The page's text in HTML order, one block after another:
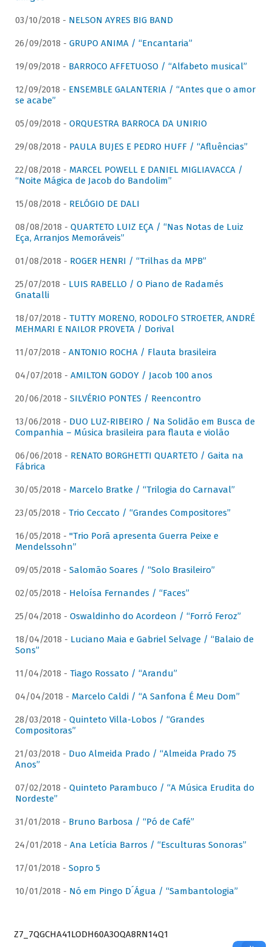
03/10/2018 - NELSON AYRES BIG BAND
26/09/2018 - GRUPO ANIMA / “Encantaria”
19/09/2018 - BARROCO AFFETUOSO / “Alfabeto musical”
12/09/2018 - ENSEMBLE GALANTERIA / “Antes que o amor
se acabe”
05/09/2018 - ORQUESTRA BARROCA DA UNIRIO
29/08/2018 - PAULA BUJES E PEDRO HUFF / “Afluências”
22/08/2018 - MARCEL POWELL E DANIEL MIGLIAVACCA /
“Noite Mágica de Jacob do Bandolim”
15/08/2018 - RELÓGIO DE DALI
08/08/2018 - QUARTETO LUIZ EÇA / “Nas Notas de Luiz
Eça, Arranjos Memoráveis”
01/08/2018 - ROGER HENRI / “Trilhas da MPB”
25/07/2018 - LUIS RABELLO / O Piano de Radamés
Gnatalli
18/07/2018 - TUTTY MORENO, RODOLFO STROETER, ANDRÉ
MEHMARI E NAILOR PROVETA / Dorival
11/07/2018 - ANTONIO ROCHA / Flauta brasileira
04/07/2018 - AMILTON GODOY / Jacob 100 anos
20/06/2018 - SILVÉRIO PONTES / Reencontro
13/06/2018 - DUO LUZ-RIBEIRO / Na Solidão em Busca de
Companhia – Música brasileira para flauta e violão
06/06/2018 - RENATO BORGHETTI QUARTETO / Gaita na
Fábrica
30/05/2018 - Marcelo Bratke / “Trilogia do Carnaval”
23/05/2018 - Trio Ceccato / “Grandes Compositores”
16/05/2018 - "Trio Porã apresenta Guerra Peixe e
Mendelssohn”
09/05/2018 - Salomão Soares / “Solo Brasileiro”
02/05/2018 - Heloísa Fernandes / “Faces”
25/04/2018 - Oswaldinho do Acordeon / “Forró Feroz”
18/04/2018 - Luciano Maia e Gabriel Selvage / “Balaio de
Sons”
11/04/2018 - Tiago Rossato / “Arandu”
04/04/2018 - Marcelo Caldi / “A Sanfona É Meu Dom”
28/03/2018 - Quinteto Villa-Lobos / “Grandes
Compositoras”
21/03/2018 - Duo Almeida Prado / “Almeida Prado 75
Anos”
07/02/2018 - Quinteto Parambuco / “A Música Erudita do
Nordeste”
31/01/2018 - Bruno Barbosa / “Pó de Café”
24/01/2018 - Ana Letícia Barros / “Esculturas Sonoras”
17/01/2018 - Sopro 5
10/01/2018 - Nó em Pingo D´Água / “Sambantologia”
Z7_7QGCHA41LODH60A3OQA8RN14Q1